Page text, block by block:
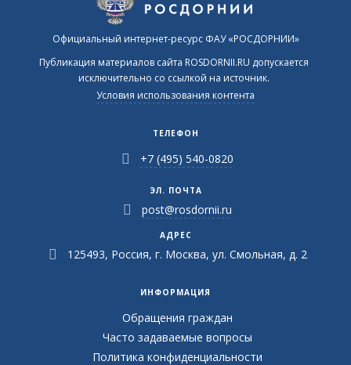
Официальный интернет-ресурс ФАУ «РОСДОРНИИ»
Публикация материалов сайта ROSDORNII.RU допускается
исключительно со ссылкой на источник.
Условия использования контента
ТЕЛЕФОН
+7 (495) 540-0820
ЭЛ. ПОЧТА
post@rosdornii.ru
АДРЕС
125493, Россия, г. Москва, ул. Смольная, д. 2
ИНФОРМАЦИЯ
Обращения граждан
Часто задаваемые вопросы
Политика конфиденциальности